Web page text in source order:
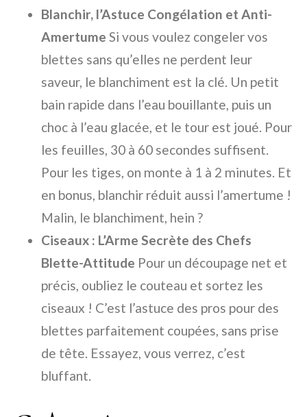
Blanchir, l’Astuce Congélation et Anti-
Amertume Si vous voulez congeler vos
blettes sans qu’elles ne perdent leur
saveur, le blanchiment est la clé. Un petit
bain rapide dans l’eau bouillante, puis un
choc à l’eau glacée, et le tour est joué. Pour
les feuilles, 30 à 60 secondes suffisent.
Pour les tiges, on monte à 1 à 2 minutes. Et
en bonus, blanchir réduit aussi l’amertume !
Malin, le blanchiment, hein ?
Ciseaux : L’Arme Secrète des Chefs
Blette-Attitude Pour un découpage net et
précis, oubliez le couteau et sortez les
ciseaux ! C’est l’astuce des pros pour des
blettes parfaitement coupées, sans prise
de tête. Essayez, vous verrez, c’est
bluffant.